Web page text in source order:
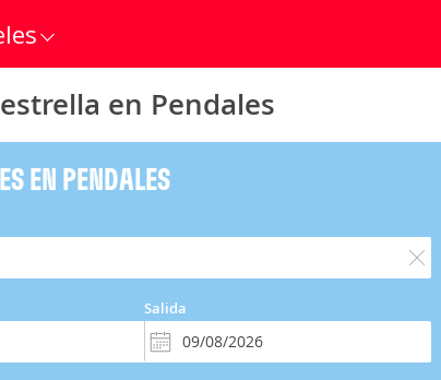
en Pendales
EN PENDALES
Salida